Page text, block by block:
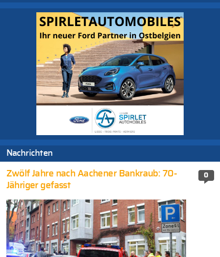
Nachrichten
0
Zwölf Jahre nach Aachener Bankraub: 70-
Jähriger gefasst